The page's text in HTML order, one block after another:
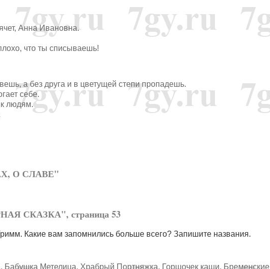
Анна Ивановна.
что ты списываешь!
а без друга и в цветущей степи пропадешь.
себе.
людям.
О СЛАВЕ"
СКАЗКА", страница 53
Какие вам запомнились больше всего? Запишите названия.
Бабушка Метелица, Храбрый Портняжка, Горшочек каши, Бременские